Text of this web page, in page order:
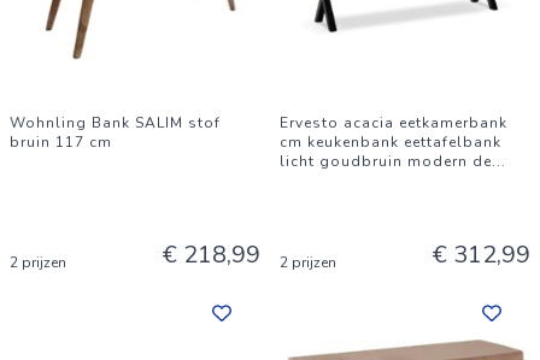
Wohnling Bank SALIM stof
bruin 117 cm
2 prijzen € 218,99
Ervesto acacia eetkamerbank
cm keukenbank eettafelbank
licht goudbruin modern de...
2 prijzen € 312,99